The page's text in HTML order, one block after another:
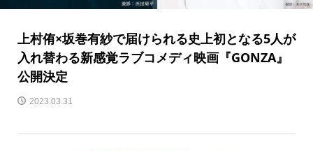
上村侑×坂巻有紗で届けられる史上初となる5人が
入れ替わる新感覚ラブコメディ映画『GONZA』
公開決定
2023.03.31